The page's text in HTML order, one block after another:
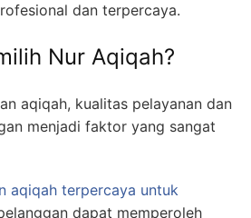
dan terpercaya.
Nur Aqiqah?
aqiqah, kualitas pelayanan dan
menjadi faktor yang sangat
aqiqah terpercaya untuk
dapat memperoleh